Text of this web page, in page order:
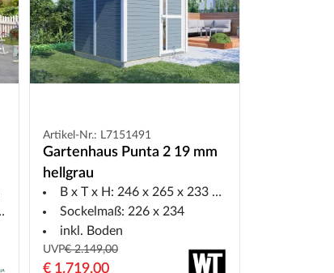
Artikel-Nr.: L7151491
Gartenhaus Punta 2 19 mm
hellgrau
B x T x H: 246 x 265 x 233 cm
Sockelmaß: 226 x 234
inkl. Boden
UVP€ 2.149,00
€ 1.719,00